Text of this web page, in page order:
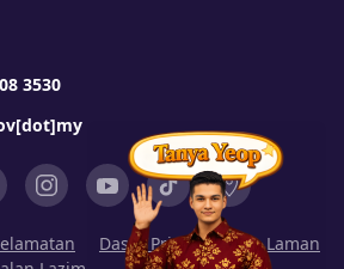
3530
Dasar Privasi
Peta Laman